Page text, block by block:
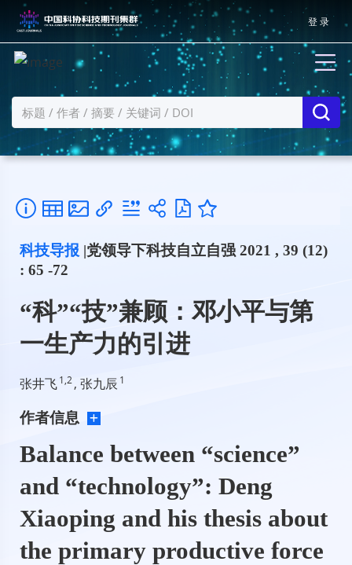
登 录
科技导报 |党领导下科技自立自强 2021 , 39 (12)
: 65 -72
“科”“技”兼顾：邓小平与第
一生产力的引进
张井飞1,2 , 张九辰 1
作者信息
Balance between “science”
and “technology”: Deng
Xiaoping and his thesis about
the primary productive force